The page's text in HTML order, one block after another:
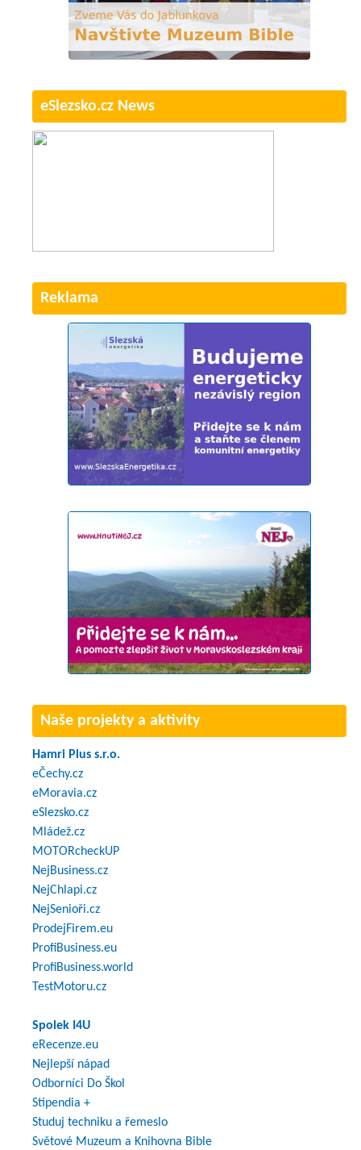
eSlezsko.cz News
Reklama
Naše projekty a aktivity
Hamri Plus s.r.o.
eČechy.cz
eMoravia.cz
eSlezsko.cz
Mládež.cz
MOTORcheckUP
NejBusiness.cz
NejChlapi.cz
NejSenioři.cz
ProdejFirem.eu
ProfiBusiness.eu
ProfiBusiness.world
TestMotoru.cz
Spolek I4U
eRecenze.eu
Nejlepší nápad
Odborníci Do Škol
Stipendia +
Studuj techniku a řemeslo
Světové Muzeum a Knihovna Bible